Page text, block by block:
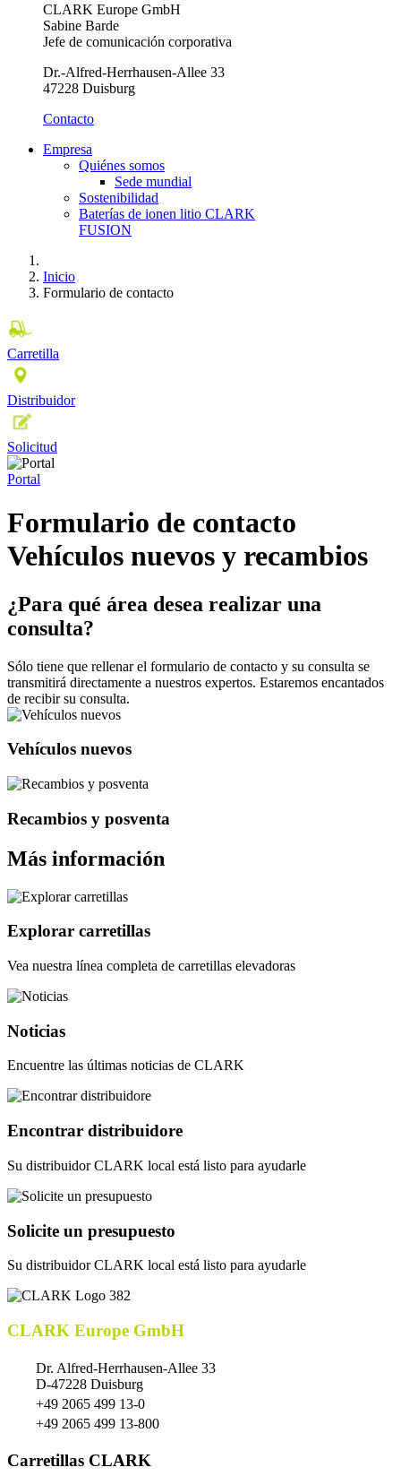
CLARK Europe GmbH
Sabine Barde
Jefe de comunicación corporativa
Dr.-Alfred-Herrhausen-Allee 33
47228 Duisburg
Contacto
Empresa
Quiénes somos
Sede mundial
Sostenibilidad
Baterías de ionen litio CLARK
FUSION
Inicio
Formulario de contacto
Carretilla
Distribuidor
Solicitud
Portal
Formulario de contacto
Vehículos nuevos y recambios
¿Para qué área desea realizar una
consulta?
Sólo tiene que rellenar el formulario de contacto y su consulta se
transmitirá directamente a nuestros expertos. Estaremos encantados
de recibir su consulta.
Vehículos nuevos
Recambios y posventa
Más información
Explorar carretillas
Vea nuestra línea completa de carretillas elevadoras
Noticias
Encuentre las últimas noticias de CLARK
Encontrar distribuidore
Su distribuidor CLARK local está listo para ayudarle
Solicite un presupuesto
Su distribuidor CLARK local está listo para ayudarle
CLARK Europe GmbH
Dr. Alfred-Herrhausen-Allee 33
D-47228 Duisburg
+49 2065 499 13-0
+49 2065 499 13-800
Carretillas CLARK